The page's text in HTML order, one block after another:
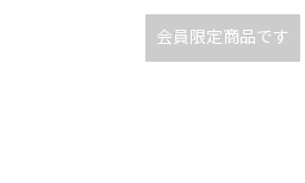
会員限定商品です